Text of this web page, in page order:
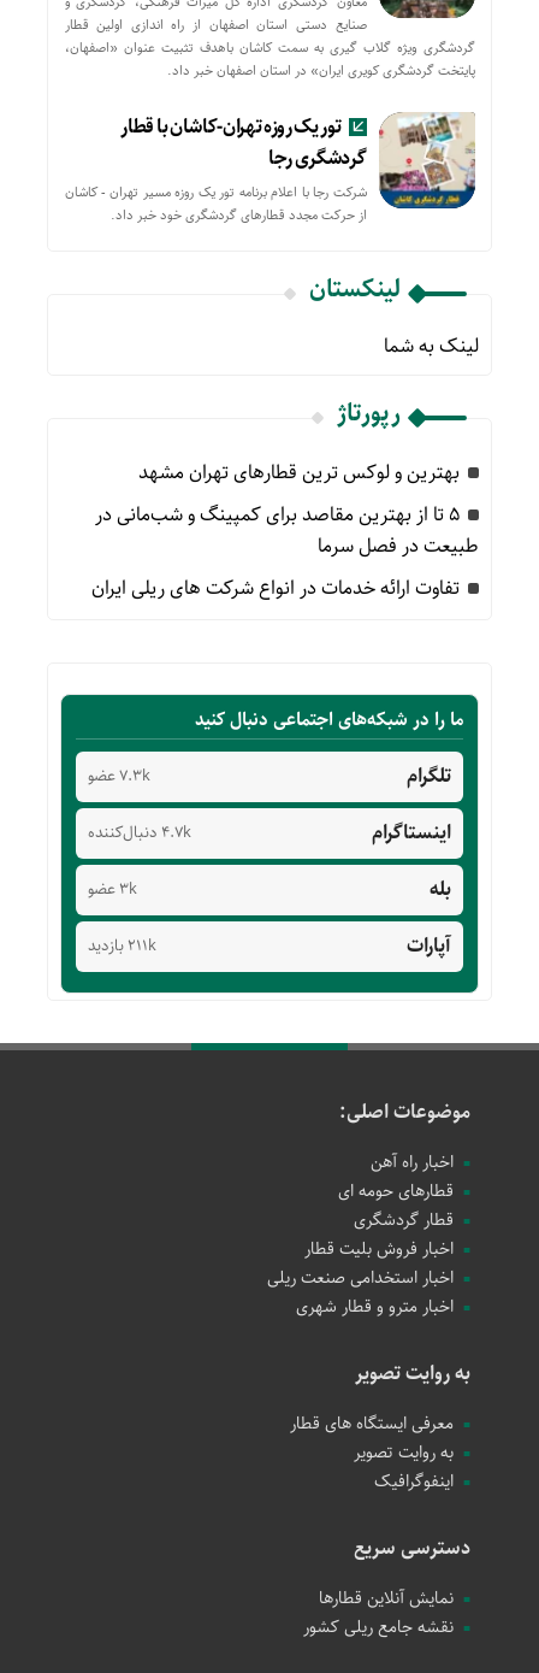
صنایع دستی استان اصفهان از راه اندازی اولین قطار
گردشگری ویژه گلاب گیری به سمت کاشان باهدف تثبیت عنوان «اصفهان،
پایتخت گردشگری کویری ایران» در استان اصفهان خبر داد.
تور یک روزه تهران-کاشان با قطار
گردشگری رجا
شرکت رجا با اعلام برنامه تور یک روزه مسیر تهران - کاشان
از حركت مجدد قطارهای گردشگری خود خبر داد.
لینکستان
لینک به شما
رپورتاژ
بهترین و لوکس ترین قطارهای تهران مشهد
۵ تا از بهترین مقاصد برای کمپینگ و شب‌مانی در
طبیعت در فصل سرما
تفاوت ارائه خدمات در انواع شرکت های ریلی ایران
ما را در شبکه‌های اجتماعی دنبال کنید
تلگرام 7.3k عضو
اینستاگرام 4.7k دنبال‌کننده
بله 3k عضو
آپارات 211k بازدید
موضوعات اصلی:
اخبار راه آهن
قطارهای حومه ای
قطار گردشگری
اخبار فروش بلیت قطار
اخبار استخدامی صنعت ریلی
اخبار مترو و قطار شهری
به روایت تصویر
معرفی ایستگاه های قطار
به روایت تصویر
اینفوگرافیک
دسترسی سریع
نمایش آنلاین قطارها
نقشه جامع ریلی کشور